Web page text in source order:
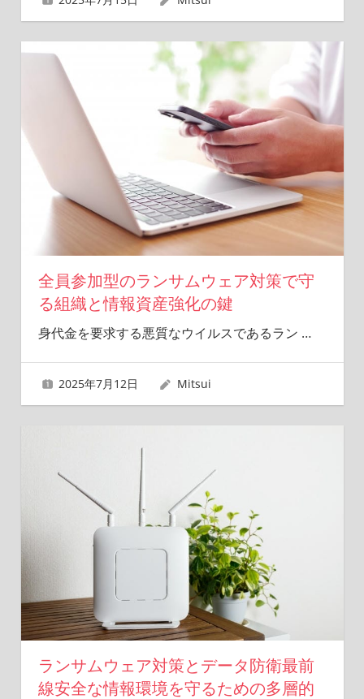
全員参加型のランサムウェア対策で守
る組織と情報資産強化の鍵
身代金を要求する悪質なウイルスであるラン …
2025年7月12日 Mitsui
ランサムウェア対策とデータ防衛最前
線安全な情報環境を守るための多層的